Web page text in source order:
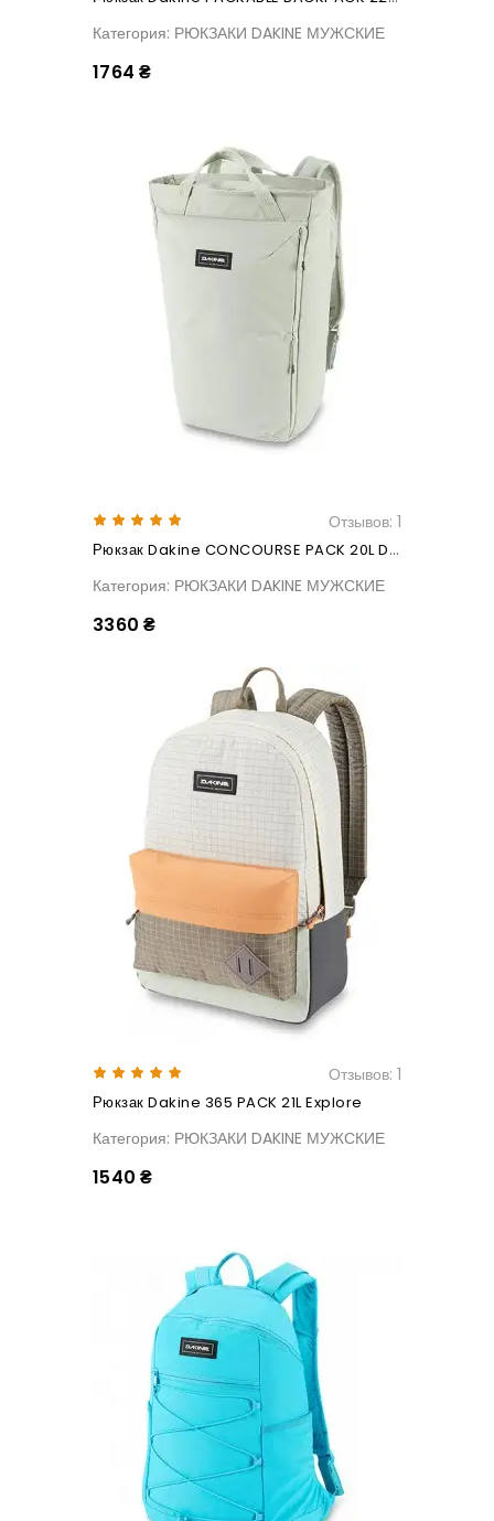
Категория: РЮКЗАКИ DAKINE МУЖСКИЕ
1764 ₴
Отзывов: 1
Рюкзак Dakine CONCOURSE PACK 20L Desert Sage
Категория: РЮКЗАКИ DAKINE МУЖСКИЕ
3360 ₴
Отзывов: 1
Рюкзак Dakine 365 PACK 21L Explore
Категория: РЮКЗАКИ DAKINE МУЖСКИЕ
1540 ₴